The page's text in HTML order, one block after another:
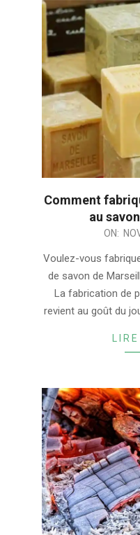
Comment
au
ON:
Voulez-vous
de savon de
La fabrication de
revient au goût du